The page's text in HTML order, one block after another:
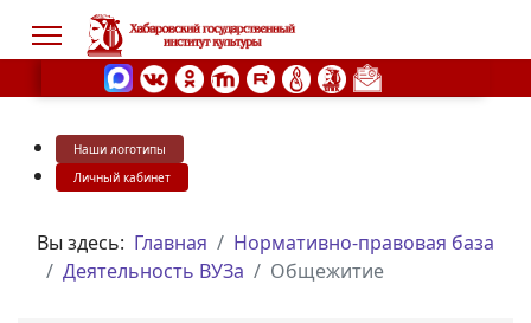
Наши логотипы
Личный кабинет
Вы здесь: Главная
Нормативно-правовая база
Деятельность ВУЗа
Общежитие